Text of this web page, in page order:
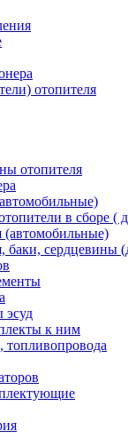
отопителя
отопителя
в сборе (
(автомобильные)
баки, сердцевины
эсуд
к ним
топливопровода